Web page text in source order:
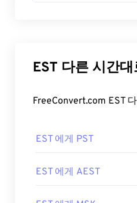
EST 다른 시간
FreeConvert.com EST
EST 에게 PST
EST 에게 AEST